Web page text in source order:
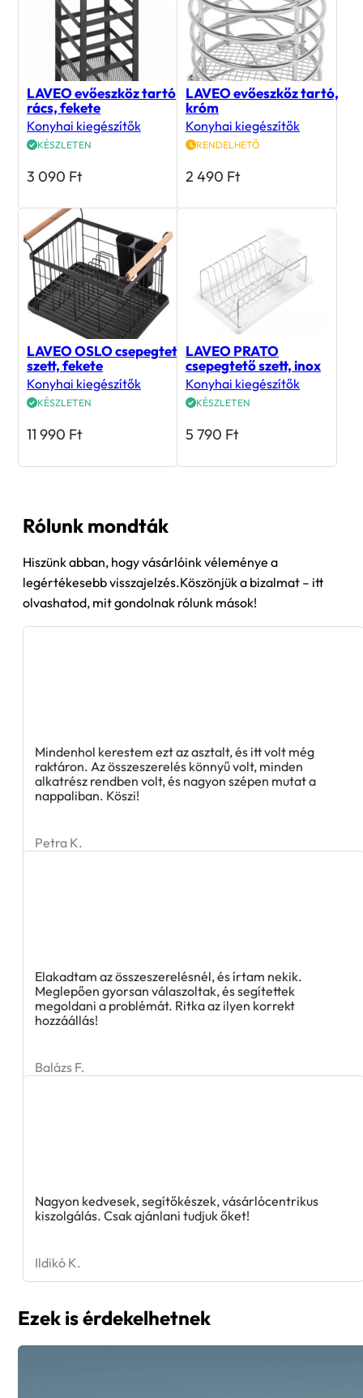
LAVEO evőeszköz tartó
rács, fekete
Konyhai kiegészítők
KÉSZLETEN
3 090 Ft
LAVEO evőeszkőz tartó,
króm
Konyhai kiegészítők
RENDELHETŐ
2 490 Ft
LAVEO OSLO csepegtető
szett, fekete
Konyhai kiegészítők
KÉSZLETEN
11 990 Ft
LAVEO PRATO
csepegtető szett, inox
Konyhai kiegészítők
KÉSZLETEN
5 790 Ft
Rólunk mondták
Hiszünk abban, hogy vásárlóink véleménye a
legértékesebb visszajelzés.Köszönjük a bizalmat – itt
olvashatod, mit gondolnak rólunk mások!
Mindenhol kerestem ezt az asztalt, és itt volt még
raktáron. Az összeszerelés könnyű volt, minden
alkatrész rendben volt, és nagyon szépen mutat a
nappaliban. Köszi!
Petra K.
Elakadtam az összeszerelésnél, és írtam nekik.
Meglepően gyorsan válaszoltak, és segítettek
megoldani a problémát. Ritka az ilyen korrekt
hozzáállás!
Balázs F.
Nagyon kedvesek, segítőkészek, vásárlócentrikus
kiszolgálás. Csak ajánlani tudjuk őket!
Ildikó K.
Ezek is érdekelhetnek